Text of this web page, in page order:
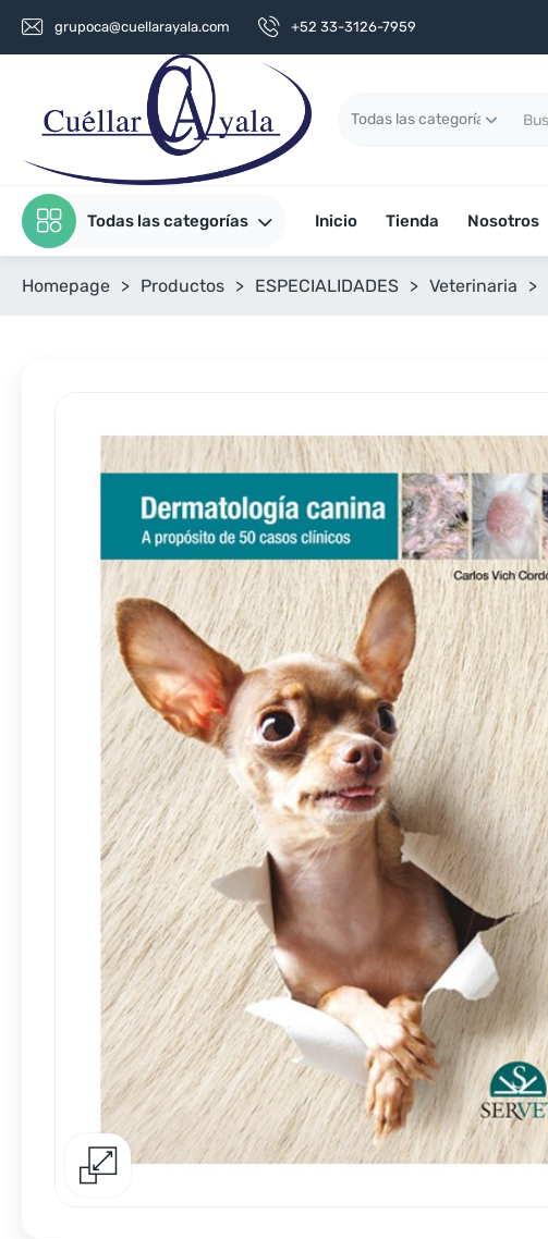
grupoca@cuellarayala.com +52 33-3126-7959
Todas las categorías Inicio Tienda Nosotros
Homepage > Productos > ESPECIALIDADES > Veterinaria >